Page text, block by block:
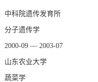
中科院遗传发育所
分子遗传学
2000-09 — 2003-07
山东农业大学
蔬菜学